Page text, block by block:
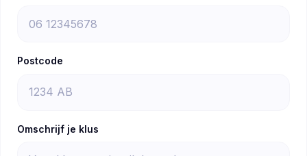
Postcode
Omschrijf je klus